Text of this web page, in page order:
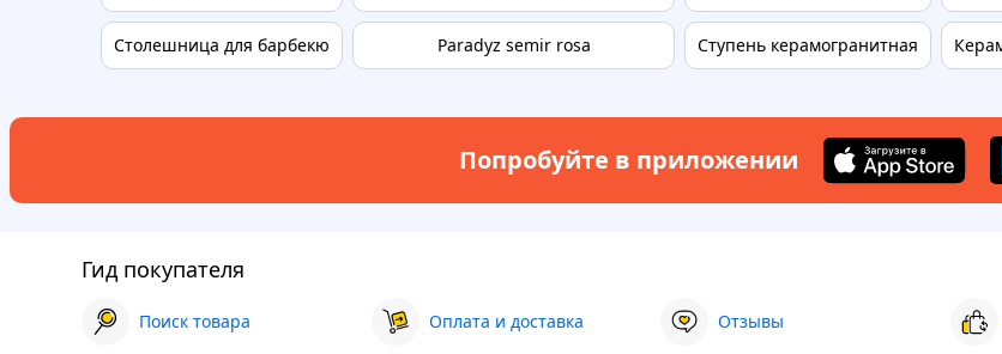
Столешница для барбекю Paradyz semir rosa Ступень керамогранитная
Попробуйте в приложении
Гид покупателя
Поиск товара Оплата и доставка Отзывы